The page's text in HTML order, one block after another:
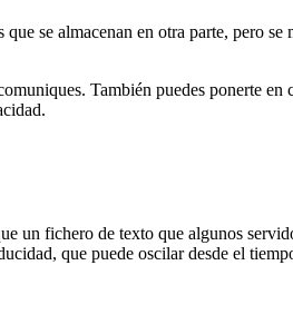
se almacenan en otra parte, pero se
También puedes ponerte en
un fichero de texto que algunos
que puede oscilar desde el